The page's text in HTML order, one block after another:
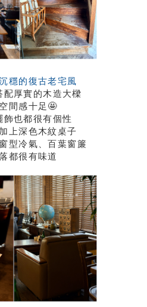
穩的復古老宅風
配厚實的木造大樑
間感十足🤩
飾也都很有個性
上深色木紋桌子
型冷氣、百葉窗簾
都很有味道